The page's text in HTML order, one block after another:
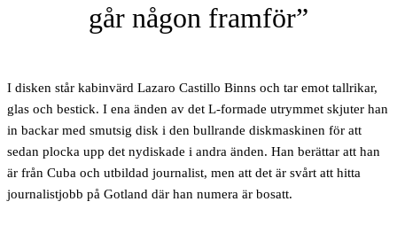
går någon framför
I disken står kabinvärd Lazaro Castillo Binns och tar emot tallrikar,
glas och bestick. I ena änden av det L-formade utrymmet skjuter han
in backar med smutsig disk i den bullrande diskmaskinen för att
sedan plocka upp det nydiskade i andra änden. Han berättar att han
är från Cuba och utbildad journalist, men att det är svårt att hitta
journalistjobb på Gotland där han numera är bosatt.